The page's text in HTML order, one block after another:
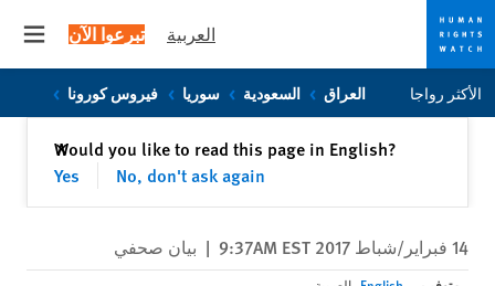
Skip
to
Skip
to
العربية تبرعوا الآن
الأكثر رواجا العراق السعودية سوريا فيروس كورونا
Would you like to read this page in English?
Yes
No, don't ask again
✕إغلاق
14 فبراير/شباط 2017 9:37AM EST | بيان صحفي